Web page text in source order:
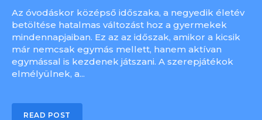
Az óvodáskor középső időszaka, a negyedik életév
betöltése hatalmas változást hoz a gyermekek
mindennapjaiban. Ez az az időszak, amikor a kicsik
már nemcsak egymás mellett, hanem aktívan
egymással is kezdenek játszani. A szerepjátékok
elmélyülnek, a...
READ POST